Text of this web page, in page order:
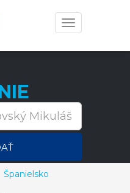
Toggle
navigation
Španielsko